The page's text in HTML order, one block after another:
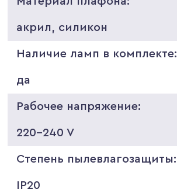
акрил, силикон
Наличие ламп в комплекте:
да
Рабочее напряжение:
220-240 V
Степень пылевлагозащиты:
IP20